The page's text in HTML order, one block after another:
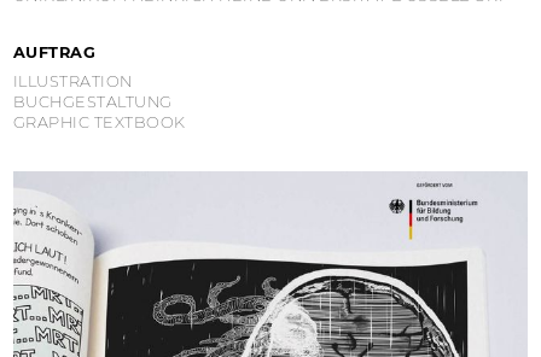
AUFTRAG
ILLUSTRATION
BUCHGESTALTUNG
GRAPHIC TEXTBOOK